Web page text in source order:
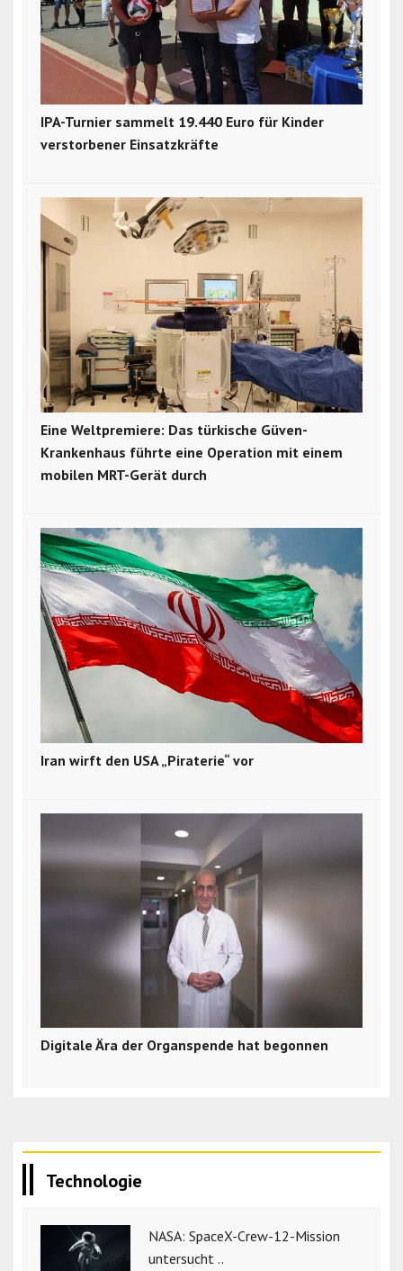
IPA-Turnier sammelt 19.440 Euro für Kinder
verstorbener Einsatzkräfte
Eine Weltpremiere: Das türkische Güven-
Krankenhaus führte eine Operation mit einem
mobilen MRT-Gerät durch
Iran wirft den USA „Piraterie“ vor
Digitale Ära der Organspende hat begonnen
Technologie
NASA: SpaceX-Crew-12-Mission
untersucht ..